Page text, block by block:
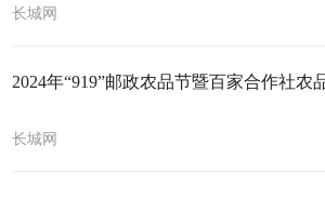
长城网
2024年“919”邮政农品节暨百家合作社农
长城网